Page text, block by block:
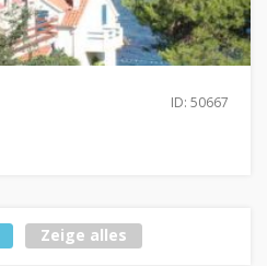
ID: 50667
Zeige alles